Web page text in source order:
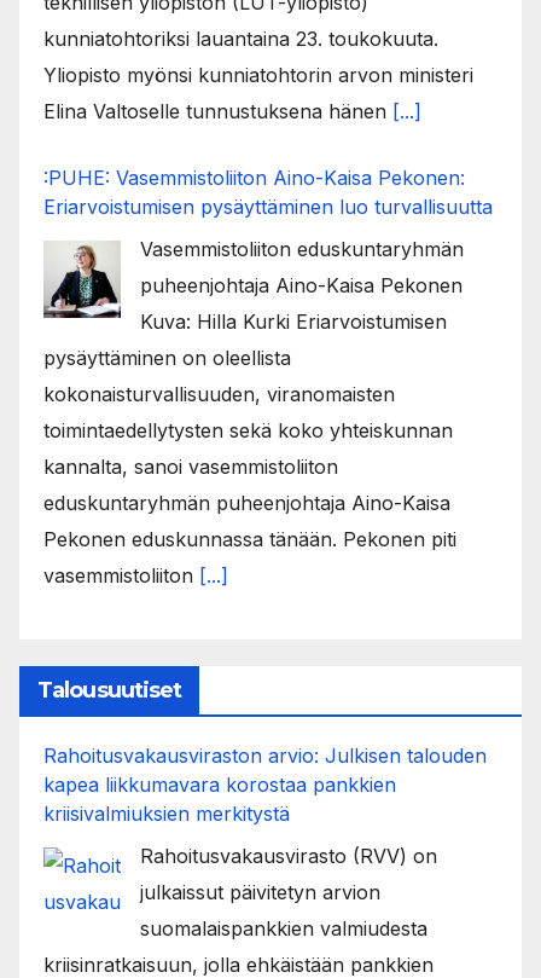
kunniatohtoriksi lauantaina 23. toukokuuta.
Yliopisto myönsi kunniatohtorin arvon ministeri
Elina Valtoselle tunnustuksena hänen [...]
:PUHE: Vasemmistoliiton Aino-Kaisa Pekonen:
Eriarvoistumisen pysäyttäminen luo turvallisuutta
Vasemmistoliiton eduskuntaryhmän
puheenjohtaja Aino-Kaisa Pekonen
Kuva: Hilla Kurki Eriarvoistumisen
pysäyttäminen on oleellista
kokonaisturvallisuuden, viranomaisten
toimintaedellytysten sekä koko yhteiskunnan
kannalta, sanoi vasemmistoliiton
eduskuntaryhmän puheenjohtaja Aino-Kaisa
Pekonen eduskunnassa tänään. Pekonen piti
vasemmistoliiton [...]
Talousuutiset
Rahoitusvakausviraston arvio: Julkisen talouden
kapea liikkumavara korostaa pankkien
kriisivalmiuksien merkitystä
Rahoitusvakausvirasto (RVV) on
julkaissut päivitetyn arvion
suomalaispankkien valmiudesta
kriisinratkaisuun, jolla ehkäistään pankkien